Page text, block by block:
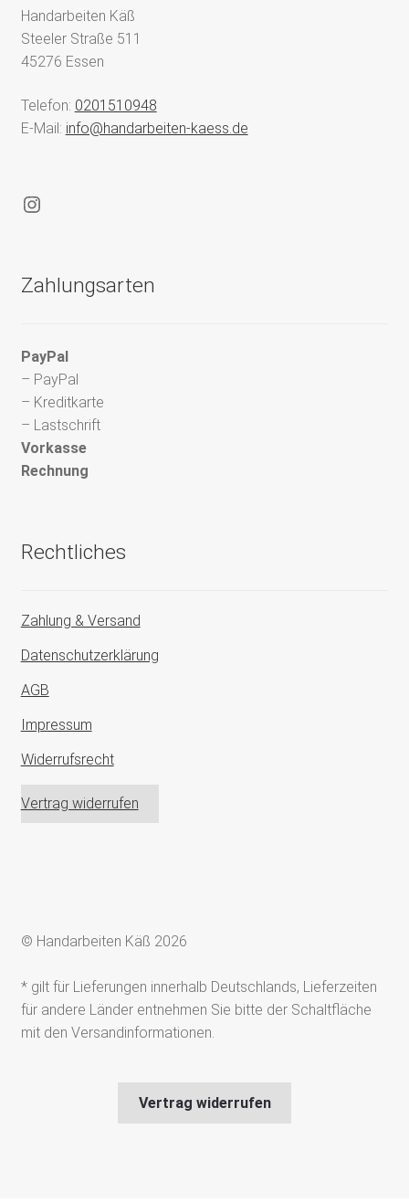
Handarbeiten Käß
Steeler Straße 511
45276 Essen
Telefon: 0201510948
E-Mail: info@handarbeiten-kaess.de
Instagram
Zahlungsarten
PayPal
– PayPal
– Kreditkarte
– Lastschrift
Vorkasse
Rechnung
Rechtliches
Zahlung & Versand
Datenschutzerklärung
AGB
Impressum
Widerrufsrecht
Vertrag widerrufen
© Handarbeiten Käß 2026
* gilt für Lieferungen innerhalb Deutschlands, Lieferzeiten
für andere Länder entnehmen Sie bitte der Schaltfläche
mit den Versandinformationen.
Vertrag widerrufen